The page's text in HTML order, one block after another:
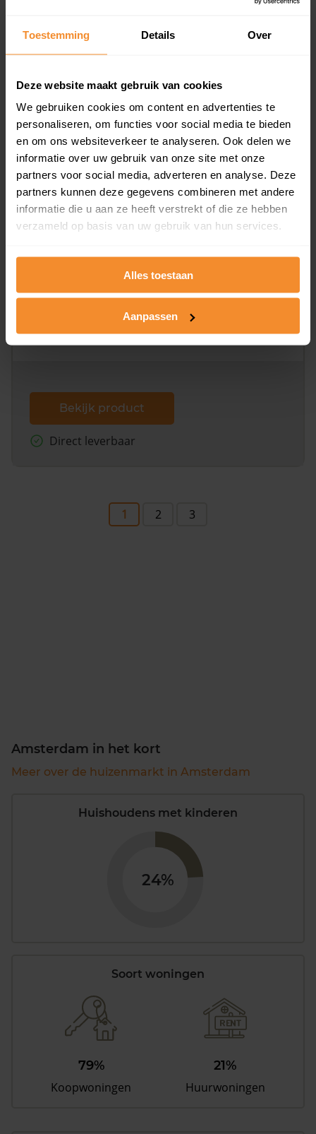
Toestemming Details Over
Deze website maakt gebruik van cookies
We gebruiken cookies om content en advertenties te
personaliseren, om functies voor social media te bieden
en om ons websiteverkeer te analyseren. Ook delen we
informatie over uw gebruik van onze site met onze
partners voor social media, adverteren en analyse. Deze
partners kunnen deze gegevens combineren met andere
informatie die u aan ze heeft verstrekt of die ze hebben
verzameld op basis van uw gebruik van hun services.
Alles toestaan
Aanpassen
Een overzicht van alle verkochte woningen (koopsom
inclusief een jaar lang gratis updates van nieuwe
Bekijk product
Direct leverbaar
Kadastrale kaart pakket
Alleen globale ligging perceel
Een uitgebreid overzicht van het perceel en
omliggende percelen met de kadastrale erfgrenzen,
dit inclusief de luchtfoto!
Bekijk product
Direct leverbaar
1 2 3
Amsterdam in het kort
Meer over de huizenmarkt in Amsterdam
Huishoudens met kinderen
24%
Soort woningen
79%
Koopwoningen
21%
Huurwoningen